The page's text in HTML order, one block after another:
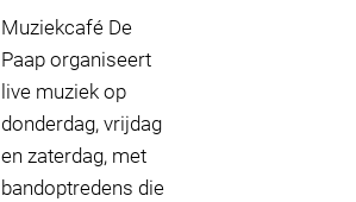
Muziekcafé De
Paap organiseert
live muziek op
donderdag, vrijdag
en zaterdag, met
bandoptredens die